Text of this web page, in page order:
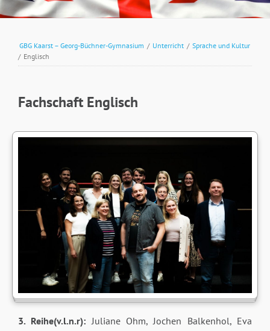
GBG Kaarst – Georg-Büchner-Gymnasium / Unterricht / Sprache und Kultur
/ Englisch
Fachschaft Englisch
3. Reihe(v.l.n.r): Juliane Ohm, Jochen Balkenhol, Eva